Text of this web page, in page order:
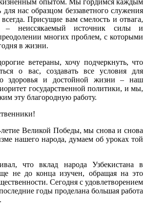
для нас образцом беззаветного служения
Присущие вам смелость и отвага,
– неиссякаемый источник силы и
многих проблем, с которыми
в жизни.
ветераны, хочу подчеркнуть, что
о вас, создавать все условия для
здоровья и достойной жизни – наш
государственной политики, и мы,
эту благородную работу.
летие Великой Победы, мы снова и снова
нашего народа, думаем об уроках той
что вклад народа Узбекистана в
не до конца изучен, обращая на это
Сегодня с удовлетворением
годы проделана большая работа